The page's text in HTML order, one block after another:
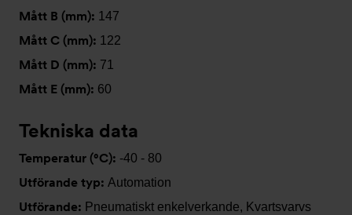
Mått B (mm): 147
Mått C (mm): 122
Mått D (mm): 71
Mått E (mm): 60
Tekniska data
Temperatur (°C): -40 - 80
Utförande typ: Automation
Utförande: Pneumatiskt enkelverkande, Kvartsvarvs